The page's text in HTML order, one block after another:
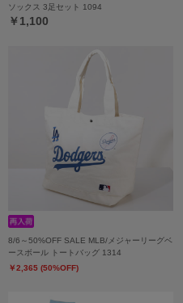
ソックス 3足セット 1094
￥1,100
8/6～50%OFF SALE MLB/メジャーリーグベ
ースボール トートバッグ 1314
￥2,365 (50%OFF)